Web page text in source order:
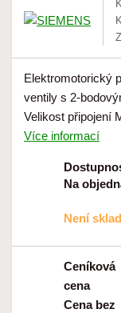
Elektromotorický
ventily s 2-
Velikost připojení
Více informací
Na
Není
Ceníková
cena
Cena bez